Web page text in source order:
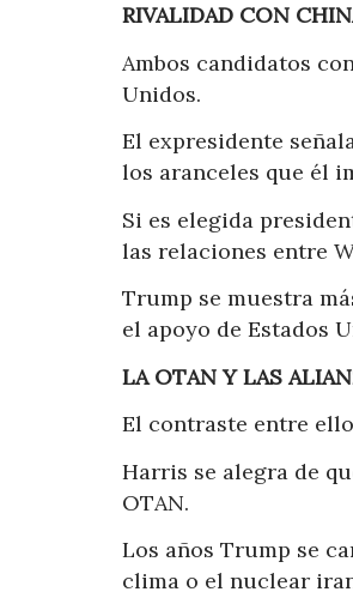
RIVALIDAD CON
Ambos candidatos
Unidos.
El expresidente
los aranceles que él
Si es elegida
las relaciones entre
Trump se muestra
el apoyo de Estados
LA OTAN Y LAS
El contraste entre
Harris se alegra de
OTAN.
Los años Trump se
clima o el nuclear